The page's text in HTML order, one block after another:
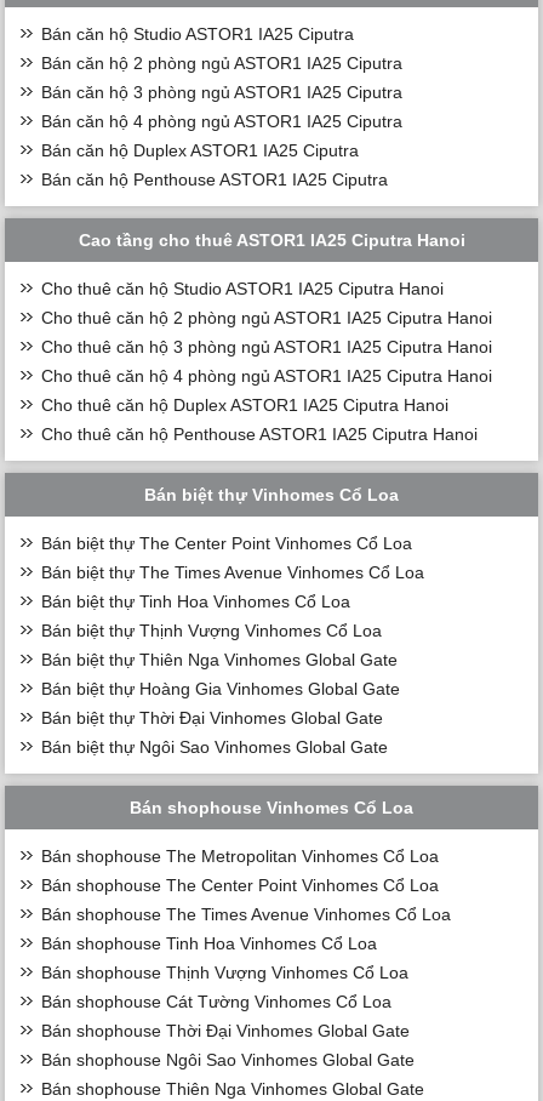
Bán căn hộ Studio ASTOR1 IA25 Ciputra
Bán căn hộ 2 phòng ngủ ASTOR1 IA25 Ciputra
Bán căn hộ 3 phòng ngủ ASTOR1 IA25 Ciputra
Bán căn hộ 4 phòng ngủ ASTOR1 IA25 Ciputra
Bán căn hộ Duplex ASTOR1 IA25 Ciputra
Bán căn hộ Penthouse ASTOR1 IA25 Ciputra
Cao tầng cho thuê ASTOR1 IA25 Ciputra Hanoi
Cho thuê căn hộ Studio ASTOR1 IA25 Ciputra Hanoi
Cho thuê căn hộ 2 phòng ngủ ASTOR1 IA25 Ciputra Hanoi
Cho thuê căn hộ 3 phòng ngủ ASTOR1 IA25 Ciputra Hanoi
Cho thuê căn hộ 4 phòng ngủ ASTOR1 IA25 Ciputra Hanoi
Cho thuê căn hộ Duplex ASTOR1 IA25 Ciputra Hanoi
Cho thuê căn hộ Penthouse ASTOR1 IA25 Ciputra Hanoi
Bán biệt thự Vinhomes Cổ Loa
Bán biệt thự The Center Point Vinhomes Cổ Loa
Bán biệt thự The Times Avenue Vinhomes Cổ Loa
Bán biệt thự Tinh Hoa Vinhomes Cổ Loa
Bán biệt thự Thịnh Vượng Vinhomes Cổ Loa
Bán biệt thự Thiên Nga Vinhomes Global Gate
Bán biệt thự Hoàng Gia Vinhomes Global Gate
Bán biệt thự Thời Đại Vinhomes Global Gate
Bán biệt thự Ngôi Sao Vinhomes Global Gate
Bán shophouse Vinhomes Cổ Loa
Bán shophouse The Metropolitan Vinhomes Cổ Loa
Bán shophouse The Center Point Vinhomes Cổ Loa
Bán shophouse The Times Avenue Vinhomes Cổ Loa
Bán shophouse Tinh Hoa Vinhomes Cổ Loa
Bán shophouse Thịnh Vượng Vinhomes Cổ Loa
Bán shophouse Cát Tường Vinhomes Cổ Loa
Bán shophouse Thời Đại Vinhomes Global Gate
Bán shophouse Ngôi Sao Vinhomes Global Gate
Bán shophouse Thiên Nga Vinhomes Global Gate